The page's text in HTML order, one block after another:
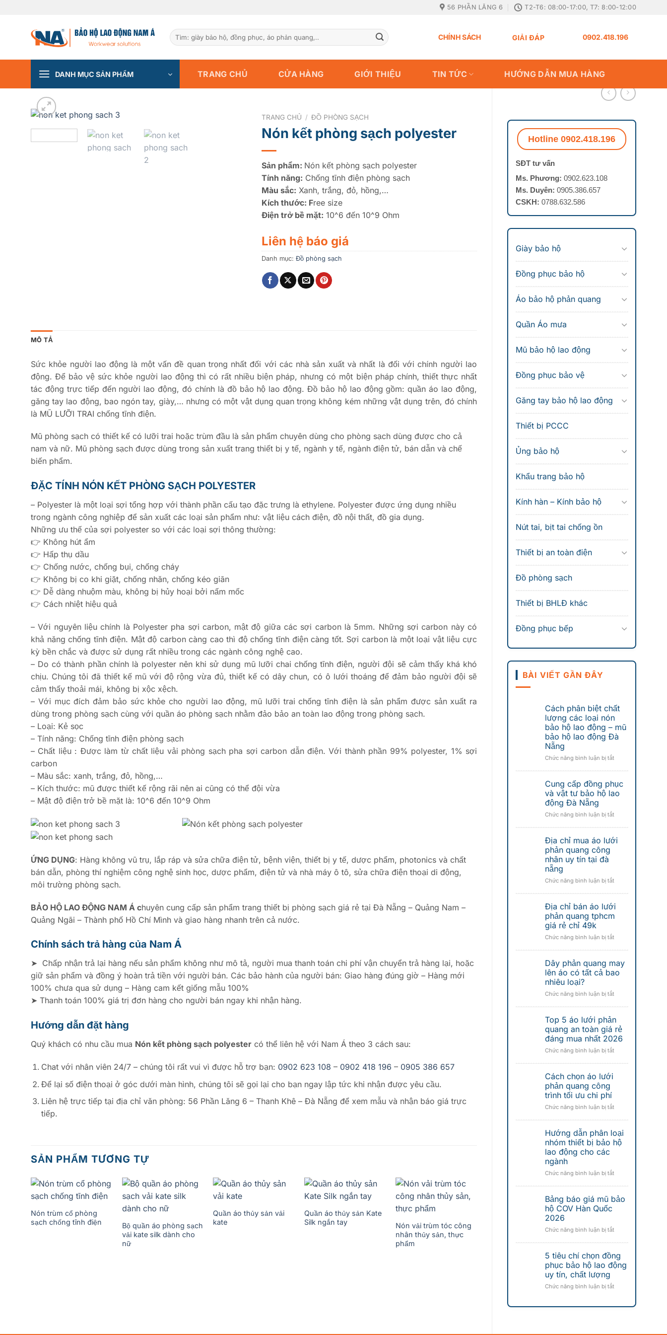
56 PHẦN LĂNG 6 T2-T6: 08:00-17:00, T7: 8:00-12:00
Tìm
kiếm:
CHÍNH SÁCH GIẢI ĐÁP 0902.418.196
DANH MỤC SẢN PHẨM TRANG CHỦ CỬA HÀNG GIỚI THIỆU TIN TỨC HƯỚNG DẪN MUA HÀNG
Hotline 0902.418.196
SĐT tư vấn
Ms. Phương: 0902.623.108
Ms. Duyên: 0905.386.657
CSKH: 0788.632.586
Giày bảo hộ
Đồng phục bảo hộ
Áo bảo hộ phản quang
Quần Áo mưa
Mũ bảo hộ lao động
Đồng phục bảo vệ
Găng tay bảo hộ lao động
Thiết bị PCCC
Ủng bảo hộ
Khẩu trang bảo hộ
Kính hàn – Kính bảo hộ
Nút tai, bịt tai chống ồn
Thiết bị an toàn điện
Đồ phòng sạch
Thiết bị BHLĐ khác
Đồng phục bếp
BÀI VIẾT GẦN ĐÂY
Cách phân biệt chất
lượng các loại nón
bảo hộ lao động – mũ
bảo hộ lao động Đà
Nẵng
Chức năng bình luận bị tắtở
biệt
chất
loại
hộ
bảo
động
Đà
Cung cấp đồng phục
và vật tư bảo hộ lao
động Đà Nẵng
Chức năng bình luận bị tắtở
đồng
bảo
động
Đà
Địa chỉ mua áo lưới
phản quang công
nhân uy tín tại đà
nẵng
Chức năng bình luận bị tắtở
mua
áo
quang
uy
tín
Địa chỉ bán áo lưới
phản quang tphcm
giá rẻ chỉ 49k
Chức năng bình luận bị tắtở
bán
áo
quang
rẻ
chỉ
49k
Dây phản quang may
lên áo có tất cả bao
nhiêu loại?
Chức năng bình luận bị tắtở
quang
may
lên
có
Top 5 áo lưới phản
quang an toàn giá rẻ
đáng mua nhất 2026
Chức năng bình luận bị tắtở
an
rẻ
đáng
Cách chọn áo lưới
phản quang công
trình tối ưu chi phí
Chức năng bình luận bị tắtở
áo
lưới
trình
chi
Hướng dẫn phân loại
nhóm thiết bị bảo hộ
lao động cho các
ngành
Chức năng bình luận bị tắtở
phân
bị
lao
động
Bảng báo giá mũ bảo
hộ COV Hàn Quốc
2026
Chức năng bình luận bị tắtở
giá
mũ
bảo
COV
Quốc
5 tiêu chí chọn đồng
phục bảo hộ lao động
uy tín, chất lượng
Chức năng bình luận bị tắtở
TRANG CHỦ / ĐỒ PHÒNG SẠCH
Nón kết phòng sạch polyester
Sản phẩm: Nón kết phòng sạch polyester
Tính năng: Chống tĩnh điện phòng sạch
Màu sắc: Xanh, trắng, đỏ, hồng,…
Kích thước: Free size
Điện trở bề mặt: 10^6 đến 10^9 Ohm
Liên hệ báo giá
Danh mục: Đồ phòng sạch
MÔ TẢ
Sức khỏe người lao động là một vấn đề quan trọng nhất đối với các nhà sản xuất và nhất là đối với chính người lao
động. Để bảo vệ sức khỏe người lao động thì có rất nhiều biện pháp, nhưng có một biện pháp chính, thiết thực nhất
tác động trực tiếp đến người lao động, đó chính là đồ bảo hộ lao động. Đồ bảo hộ lao động gồm: quần áo lao động,
găng tay lao động, bao ngón tay, giày,… nhưng có một vật dụng quan trọng không kém những vật dụng trên, đó chính
là MŨ LƯỠI TRAI chống tĩnh điện.
Mũ phòng sạch có thiết kế có lưỡi trai hoặc trùm đầu là sản phẩm chuyên dùng cho phòng sạch dùng được cho cả
nam và nữ. Mũ phòng sạch được dùng trong sản xuất trang thiết bị y tế, ngành y tế, ngành điện tử, bán dẫn và chế
biến phẩm.
ĐẶC TÍNH NÓN KẾT PHÒNG SẠCH POLYESTER
– Polyester là một loại sợi tổng hợp với thành phần cấu tạo đặc trưng là ethylene. Polyester được ứng dụng nhiều
trong ngành công nghiệp để sản xuất các loại sản phẩm như: vật liệu cách điện, đồ nội thất, đồ gia dụng.
Những ưu thế của sợi polyester so với các loại sợi thông thường:
👉 Không hút ẩm
👉 Hấp thụ dầu
👉 Chống nước, chống bụi, chống cháy
👉 Không bị co khi giặt, chống nhăn, chống kéo giãn
👉 Dễ dàng nhuộm màu, không bị hủy hoại bởi nấm mốc
👉 Cách nhiệt hiệu quả
– Với nguyên liệu chính là Polyester pha sợi carbon, mật độ giữa các sợi carbon là 5mm. Những sợi carbon này có
khả năng chống tĩnh điện. Mật độ carbon càng cao thì độ chống tĩnh điện càng tốt. Sợi carbon là một loại vật liệu cực
kỳ bền chắc và được sử dụng rất nhiều trong các ngành công nghệ cao.
– Do có thành phần chính là polyester nên khi sử dụng mũ lưỡi chai chống tĩnh điện, người đội sẽ cảm thấy khá khó
chịu. Chúng tôi đã thiết kế mũ với độ rộng vừa đủ, thiết kế có dây chun, có ô lưới thoáng để đảm bảo người đội sẽ
cảm thấy thoải mái, không bị xộc xệch.
– Với mục đích đảm bảo sức khỏe cho người lao động, mũ lưỡi trai chống tĩnh điện là sản phẩm được sản xuất ra
dùng trong phòng sạch cùng với quần áo phòng sạch nhằm đảo bảo an toàn lao động trong phòng sạch.
– Loại: Kẻ sọc
– Tính năng: Chống tĩnh điện phòng sạch
– Chất liệu : Được làm từ chất liệu vải phòng sạch pha sợi carbon dẫn điện. Với thành phần 99% polyester, 1% sợi
carbon
– Màu sắc: xanh, trắng, đỏ, hồng,…
– Kích thước: mũ được thiết kế rộng rãi nên ai cũng có thể đội vừa
– Mật độ điện trở bề mặt là: 10^6 đến 10^9 Ohm
ỨNG DỤNG: Hàng không vũ trụ, lắp ráp và sửa chữa điện tử, bệnh viện, thiết bị y tế, dược phẩm, photonics và chất
bán dẫn, phòng thí nghiệm công nghệ sinh học, dược phẩm, điện tử và nhà máy ô tô, sửa chữa điện thoại di động,
môi trường phòng sạch.
BẢO HỘ LAO ĐỘNG NAM Á chuyên cung cấp sản phẩm trang thiết bị phòng sạch giá rẻ tại Đà Nẵng – Quảng Nam –
Quảng Ngãi – Thành phố Hồ Chí Mình và giao hàng nhanh trên cả nước.
Chính sách trả hàng của Nam Á
➤ Chấp nhận trả lại hàng nếu sản phẩm không như mô tả, người mua thanh toán chi phí vận chuyển trả hàng lại, hoặc
giữ sản phẩm và đồng ý hoàn trả tiền với người bán. Các bảo hành của người bán: Giao hàng đúng giờ – Hàng mới
100% chưa qua sử dụng – Hàng cam kết giống mẫu 100%
➤ Thanh toán 100% giá trị đơn hàng cho người bán ngay khi nhận hàng.
Hướng dẫn đặt hàng
Quý khách có nhu cầu mua Nón kết phòng sạch polyester có thể liên hệ với Nam Á theo 3 cách sau:
Chat với nhân viên 24/7 – chúng tôi rất vui vì được hỗ trợ bạn: 0902 623 108 – 0902 418 196 – 0905 386 657
Để lại số điện thoại ở góc dưới màn hình, chúng tôi sẽ gọi lại cho bạn ngay lập tức khi nhận được yêu cầu.
Liên hệ trực tiếp tại địa chỉ văn phòng: 56 Phần Lăng 6 – Thanh Khê – Đà Nẵng để xem mẫu và nhận báo giá trực
tiếp.
SẢN PHẨM TƯƠNG TỰ
Nón trùm cổ phòng
sạch chống tĩnh điện
Bộ quần áo phòng sạch
vải kate silk dành cho
nữ
Quần áo thủy sản vải
kate
Quần áo thủy sản Kate
Silk ngắn tay
Nón vải trùm tóc công
nhân thủy sản, thực
phẩm
Áo blouse Nam Nữ vải
Nón Bánh Tiêu dùng
trong Thực phẩm, Thủy